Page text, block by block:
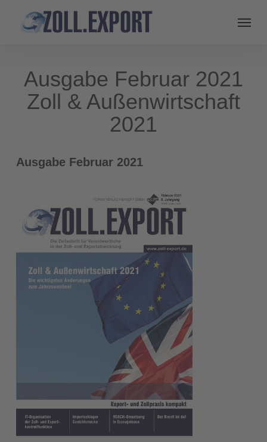
Ausgabe Februar 2021
Zoll & Außenwirtschaft
2021
Ausgabe Februar 2021